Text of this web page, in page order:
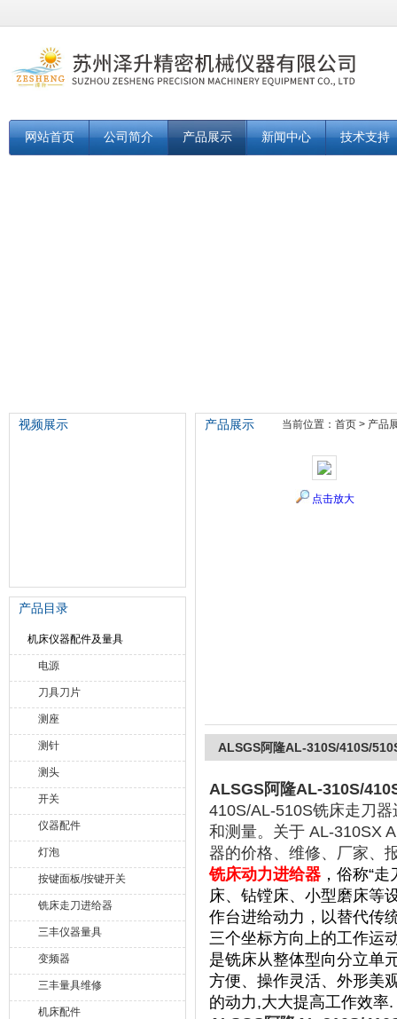
网站首页 公司简介 产品展示 新闻中心 技术支持
视频展示
产品目录
机床仪器配件及量具
电源
刀具刀片
测座
测针
测头
开关
仪器配件
灯泡
按键面板/按键开关
铣床走刀进给器
三丰仪器量具
变频器
三丰量具维修
机床配件
产品展示 当前位置： 首页 > 产品
点击放大
ALSGS阿隆AL-310S/410S/
ALSGS阿隆AL-310S/
410S/AL-510S铣床走刀
和测量。关于 AL-310SX
器的价格、维修、厂家、
铣床动力进给器 ，俗称“
床、钻镗床、小型磨床等
作台进给动力，以替代传
三个坐标方向上的工作运
是铣床从整体型向分立单
方便、操作灵活、外形美
的动力,大大提高工作效率.